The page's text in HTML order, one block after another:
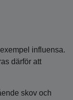
influensa.
därför att
skov och